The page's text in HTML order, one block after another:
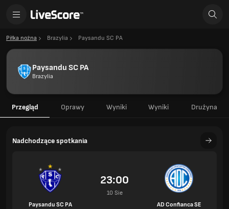
Piłka nożna Brazylia Paysandu SC PA
Paysandu SC PA
Brazylia
Przegląd Oprawy Wyniki Wyniki Drużyna
Nadchodzące spotkania
Paysandu SC PA
23:00
10 Sie
AD Confianca SE